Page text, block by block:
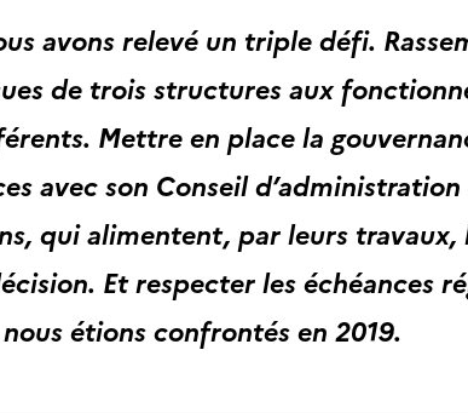
avons relevé un triple défi.
de trois structures aux
Mettre en place la
avec son Conseil d’administration
qui alimentent, par leurs travaux,
Et respecter les échéances
étions confrontés en 2019.